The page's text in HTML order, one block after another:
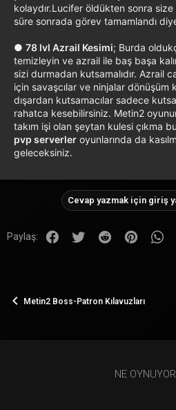
kolaydır.Lucifer öldükten sonra size
süre sonrada görev tamamlandı diye
● 78 lvl Azrail Kesimi; Burda
temizleyin ve azrail ile baş başa
sizi durmadan kutsamalıdır. Azrail
için savaşcılar ve ninjalar dönüşüm
dışardan kutsamacılar sadece
rahatca kesebilirsiniz. Metin2
takım işi olan şeytan kulesi çıkma
pvp serverler oyunlarında da
geleceksiniz.
Cevap yazmak için giriş
Paylaş: FacebookTwitter Reddit
Metin2 Boss-Patron Kılavuzları
NE